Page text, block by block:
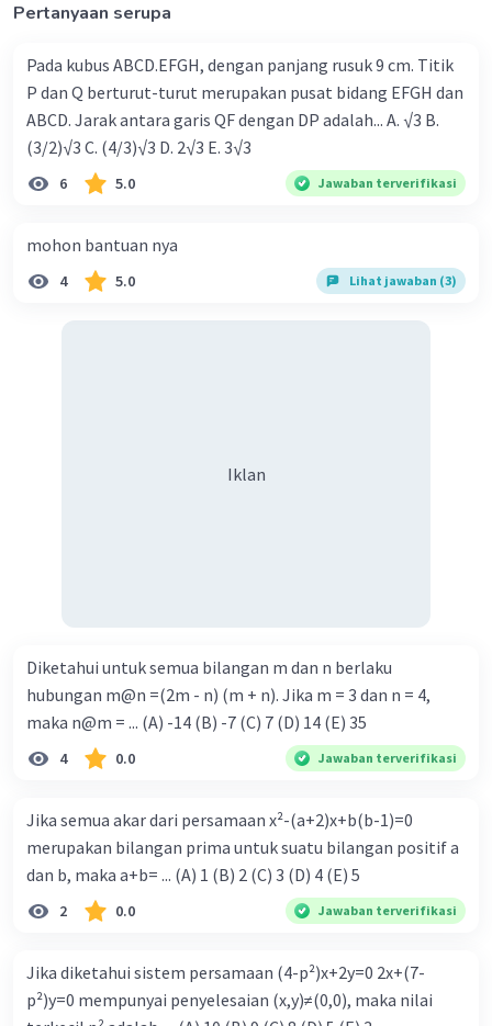
Pertanyaan serupa
Pada kubus ABCD.EFGH, dengan panjang rusuk 9 cm. Titik
P dan Q berturut-turut merupakan pusat bidang EFGH dan
ABCD. Jarak antara garis QF dengan DP adalah... A. √3 B.
(3/2)√3 C. (4/3)√3 D. 2√3 E. 3√3
6 5.0 Jawaban terverifikasi
mohon bantuan nya
4 5.0 Lihat jawaban (3)
Iklan
Diketahui untuk semua bilangan m dan n berlaku
hubungan m@n =(2m - n) (m + n). Jika m = 3 dan n = 4,
maka n@m = ... (A) -14 (B) -7 (C) 7 (D) 14 (E) 35
4 0.0 Jawaban terverifikasi
Jika semua akar dari persamaan x²-(a+2)x+b(b-1)=0
merupakan bilangan prima untuk suatu bilangan positif a
dan b, maka a+b= ... (A) 1 (B) 2 (C) 3 (D) 4 (E) 5
2 0.0 Jawaban terverifikasi
Jika diketahui sistem persamaan (4-p²)x+2y=0 2x+(7-
p²)y=0 mempunyai penyelesaian (x,y)≠(0,0), maka nilai